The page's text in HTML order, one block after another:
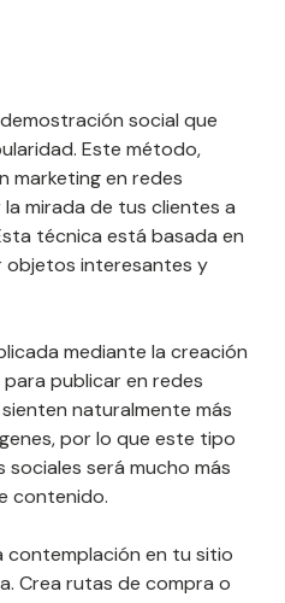
social que
Este método,
marketing en redes
mirada de tus clientes a
técnica está basada en
objetos interesantes y
mediante la creación
publicar en redes
naturalmente más
por lo que este tipo
será mucho más
contenido.
contemplación en tu sitio
Crea rutas de compra o